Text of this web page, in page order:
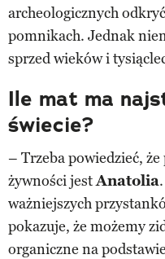
archeologicznych
pomnikach. Jednak
sprzed wieków i
Ile mat ma
świecie?
– Trzeba powiedzieć,
żywności jestAnatolia
ważniejszych
pokazuje, że możemy
organiczne na